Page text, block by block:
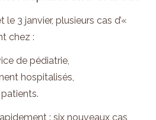
3 janvier, plusieurs cas d’«
chez :
de pédiatrie,
hospitalisés,
: six nouveaux cas